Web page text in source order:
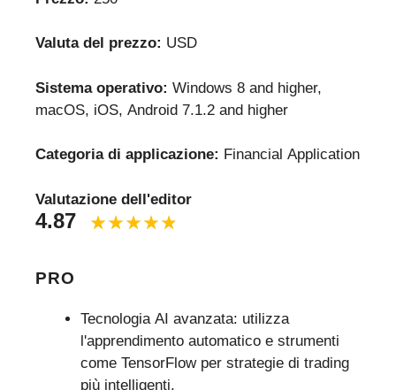
Valuta del prezzo: USD
Sistema operativo: Windows 8 and higher,
macOS, iOS, Android 7.1.2 and higher
Categoria di applicazione: Financial Application
Valutazione dell'editor
4.87
PRO
Tecnologia AI avanzata: utilizza
l'apprendimento automatico e strumenti
come TensorFlow per strategie di trading
più intelligenti.